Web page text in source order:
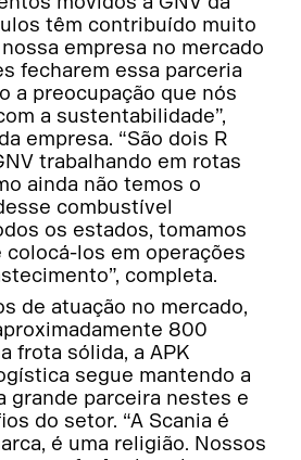
têm contribuído muito
empresa no mercado
fecharem essa parceria
a preocupação que nós
a sustentabilidade”,
empresa. “São dois R
trabalhando em rotas
ainda não temos o
combustível
os estados, tomamos
colocá-los em operações
completa.
de atuação no mercado,
800
frota sólida, a APK
segue mantendo a
grande parceira nestes e
do setor. “A Scania é
é uma religião. Nossos